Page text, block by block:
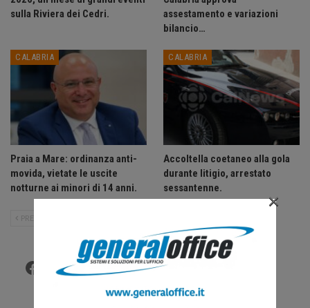
sulla Riviera dei Cedri.
assestamento e variazioni
bilancio…
CALABRIA
Praia a Mare: ordinanza anti-
movida, vietate le uscite
notturne ai minori di 14 anni.
CALABRIA
Accoltella coetaneo alla gola
durante litigio, arrestato
sessantenne.
PRECEDENTE
Facebook
Twitter
×